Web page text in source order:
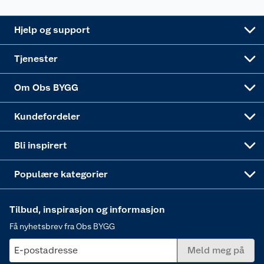
Hjelp og support
Tjenester
Om Obs BYGG
Kundefordeler
Bli inspirert
Populære kategorier
Tilbud, inspirasjon og informasjon
Få nyhetsbrev fra Obs BYGG
E-postadresse Meld meg på